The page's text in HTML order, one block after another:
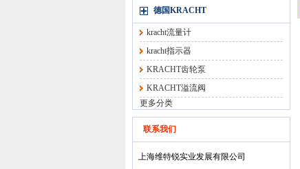
德国KRACHT
kracht流量计
kracht指示器
KRACHT齿轮泵
KRACHT溢流阀
更多分类
联系我们
上海维特锐实业发展有限公司